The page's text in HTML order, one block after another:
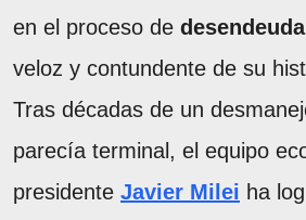
en el proceso de
veloz y contundente de su
Tras décadas de un
parecía terminal, el equipo
presidente Javier Milei ha